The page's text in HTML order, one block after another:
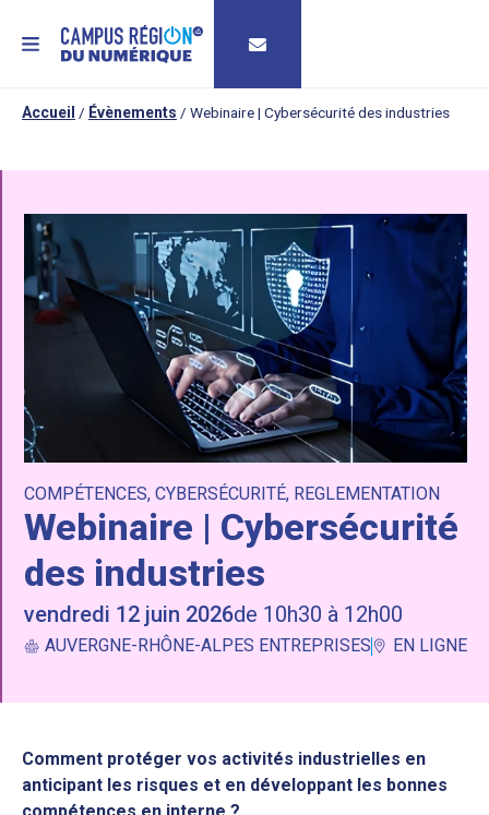
MENU
Accueil / Évènements / Webinaire | Cybersécurité des industries
COMPÉTENCES, CYBERSÉCURITÉ, REGLEMENTATION
Webinaire | Cybersécurité
des industries
vendredi 12 juin 2026de 10h30 à 12h00
AUVERGNE-RHÔNE-ALPES ENTREPRISES EN LIGNE
Comment protéger vos activités industrielles en
anticipant les risques et en développant les bonnes